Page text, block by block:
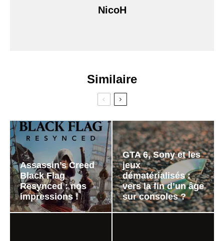
NicoH
Similaire
Assassin’s Creed
Black Flag
Resynced : nos
impressions !
GTA 6, Sony et les
jeux
dématérialisés :
vers la fin d’un âge
sur consoles ?